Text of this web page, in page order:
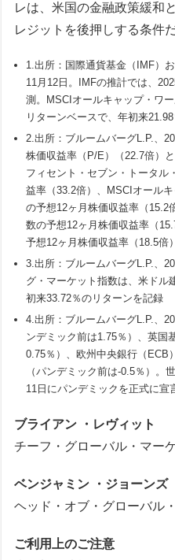
レは、米国の金融政策緩和
レジットを後押しする条件
1.出所：国際通貨基金（IMF）
11月12日。IMFの推計では、
測。MSCIオールキャップ・ワ
リターンベースで、年初来
2.出所：ブルームバーグL.P.、
株価収益率（P/E）（22.7倍）
フィセント・セブン・トータル
益率（33.2倍）、MSCIオール
の予想12ヶ月株価収益率（15.2
数の予想12ヶ月株価収益率（
予想12ヶ月株価収益率（18.5倍
3.出所：ブルームバーグL.P.、
グ・マーケット指数は、米ドル
初来33.72％のリターンを記録
4.出所：ブルームバーグL.P.、
ンデミック前は1.75％）、英国
0.75％）、欧州中央銀行（ECB
（パンデミック前は-0.5％）。
11日にパンデミックを正式に宣
ブライアン ・レヴィット
チーフ・グローバル・マー
ベンジャミン ・ジョーンズ
ヘッド・オブ・グローバル
ご利用上のご注意